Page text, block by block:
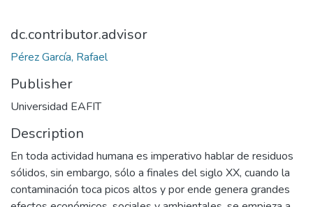
dc.contributor.advisor
Pérez García, Rafael
Publisher
Universidad EAFIT
Description
En toda actividad humana es imperativo hablar de residuos
sólidos, sin embargo, sólo a finales del siglo XX, cuando la
contaminación toca picos altos y por ende genera grandes